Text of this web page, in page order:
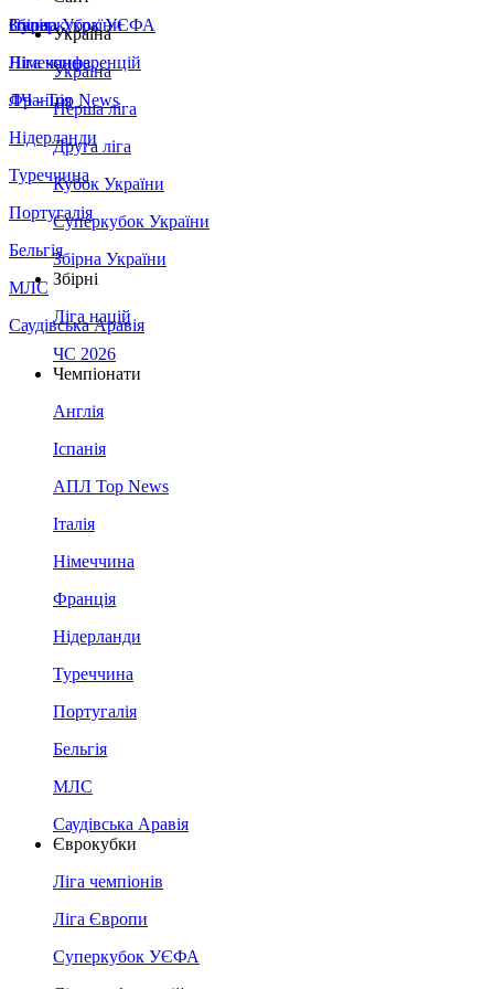
Збірна України
Італія
Німеччина
Франція
Нідерланди
Туреччина
Португалія
Бельгія
МЛС
Саудівська Аравія
Суперкубок УЄФА
Ліга конференцій
ЛЧ - Top News
Україна
Україна
Перша ліга
Друга ліга
Кубок України
Суперкубок України
Збірна України
Збірні
Ліга націй
ЧС 2026
Чемпіонати
Англія
Іспанія
АПЛ Top News
Італія
Німеччина
Франція
Нідерланди
Туреччина
Португалія
Бельгія
МЛС
Саудівська Аравія
Єврокубки
Ліга чемпіонів
Ліга Європи
Суперкубок УЄФА